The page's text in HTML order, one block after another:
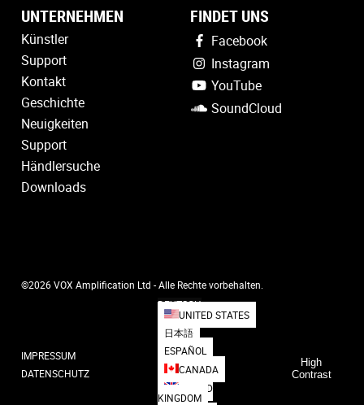
UNTERNEHMEN
Künstler
Support
Kontakt
Geschichte
Neuigkeiten
Support
Händlersuche
Downloads
FINDET UNS
Facebook
Instagram
YouTube
SoundCloud
©2026 VOX Amplification Ltd - Alle Rechte vorbehalten.
IMPRESSUM
DATENSCHUTZ
DEUTSCH
UNITED STATES
日本語
ESPAÑOL
CANADA
UNITED
KINGDOM
High
Contrast